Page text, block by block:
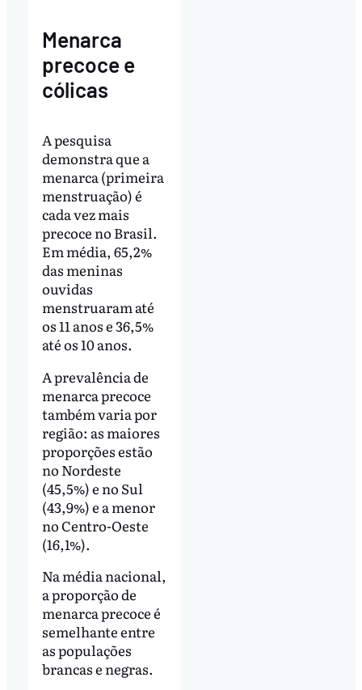
Menarca
precoce e
cólicas
A pesquisa
demonstra que a
menarca (primeira
menstruação) é
cada vez mais
precoce no Brasil.
Em média, 65,2%
das meninas
ouvidas
menstruaram até
os 11 anos e 36,5%
até os 10 anos.
A prevalência de
menarca precoce
também varia por
região: as maiores
proporções estão
no Nordeste
(45,5%) e no Sul
(43,9%) e a menor
no Centro-Oeste
(16,1%).
Na média nacional,
a proporção de
menarca precoce é
semelhante entre
as populações
brancas e negras.